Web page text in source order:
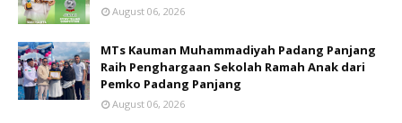
August 06, 2026
MTs Kauman Muhammadiyah Padang Panjang
Raih Penghargaan Sekolah Ramah Anak dari
Pemko Padang Panjang
August 06, 2026